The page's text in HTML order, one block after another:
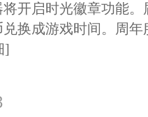
开启时光徽章功能
换成游戏时间。周
]